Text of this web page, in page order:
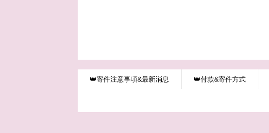
👑寄件注意事項&最新消息 👑付款&寄件方式